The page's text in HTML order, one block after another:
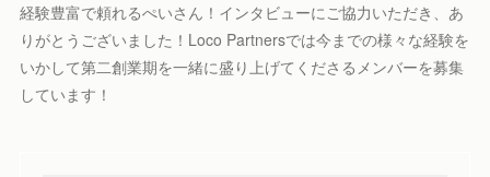
経験豊富で頼れるぺいさん！インタビューにご協力いただき、あ
りがとうございました！Loco Partnersでは今までの様々な経験を
いかして第二創業期を一緒に盛り上げてくださるメンバーを募集
しています！